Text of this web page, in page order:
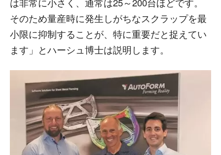
そのため量産時に発生しがちなスクラップを最
小限に抑制することが、特に重要だと捉えてい
ます」とハーシュ博士は説明します。